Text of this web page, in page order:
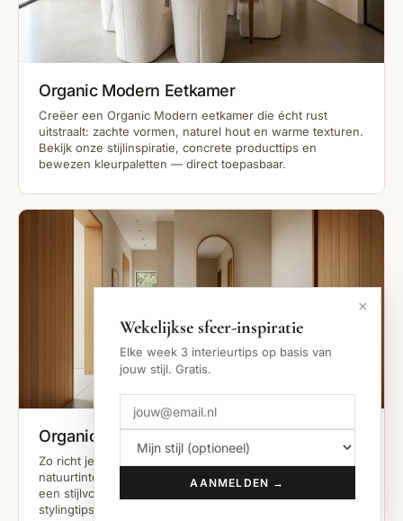
Organic Modern Eetkamer
Creëer een Organic Modern eetkamer die écht rust
uitstraalt: zachte vormen, naturel hout en warme texturen.
Bekijk onze stijlinspiratie, concrete producttips en
bewezen kleurpaletten — direct toepasbaar.
Organic Modern Hal
Zo richt je een Organic Modern hal in: warme
natuurtinten, ronde vormen en eerlijke materialen voor
een stijlvolle entree. Bekijk onze kleuren, producten en
stylingtips.
×
Wekelijkse sfeer-inspiratie
Elke week 3 interieurtips op basis van
jouw stijl. Gratis.
AANMELDEN →